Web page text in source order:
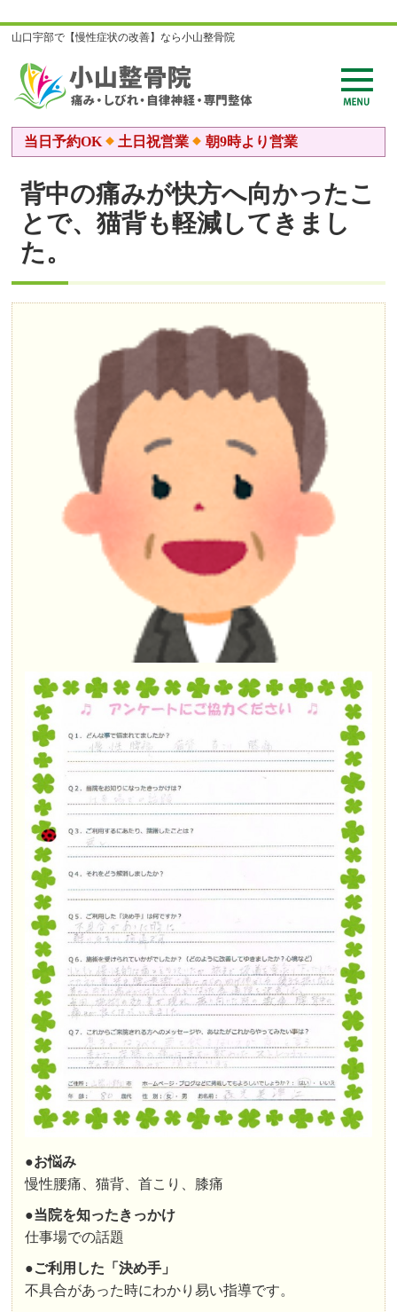
山口宇部で【慢性症状の改善】なら小山整骨院
当日予約OK 土日祝営業 朝9時より営業
背中の痛みが快方へ向かったこ
とで、猫背も軽減してきまし
た。
●お悩み
慢性腰痛、猫背、首こり、膝痛
●当院を知ったきっかけ
仕事場での話題
●ご利用した「決め手」
不具合があった時にわかり易い指導です。